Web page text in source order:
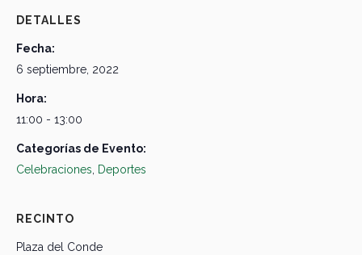
DETALLES
Fecha:
6 septiembre, 2022
Hora:
11:00 - 13:00
Categorías de Evento:
Celebraciones, Deportes
RECINTO
Plaza del Conde